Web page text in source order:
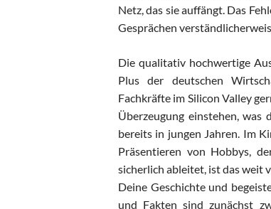
Netz, das sie auffängt. Das
Gesprächen
Die qualitativ hochwertige
Plus der deutschen
Fachkräfte im Silicon Valley
Überzeugung einstehen, was
bereits in jungen Jahren. Im
Präsentieren von Hobbys,
sicherlich ableitet, ist das weit
Deine Geschichte und
und Fakten sind zunächst